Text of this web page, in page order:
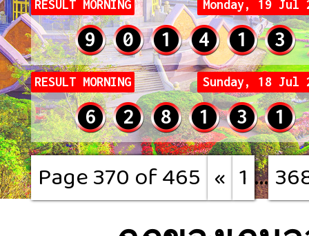
RESULT MORNING Monday, 19 Jul
9 0 1 4 1 3
RESULT MORNING Sunday, 18 Jul
6 2 8 1 3 1
Page 370 of 465 « 1 ...